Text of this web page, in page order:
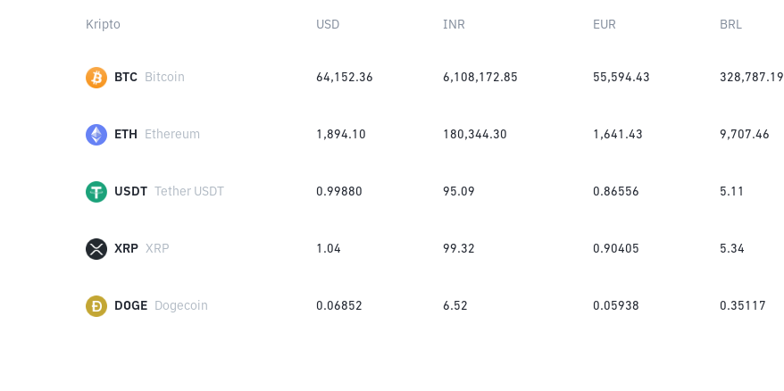
Kripto USD INR EUR BRL
BTC Bitcoin 64,152.36 6,108,172.85 55,594.43 328,787.19
ETH Ethereum 1,894.10 180,344.30 1,641.43 9,707.46
USDT Tether USDT 0.99880 95.09 0.86556 5.11
XRP XRP 1.04 99.32 0.90405 5.34
DOGE Dogecoin 0.06852 6.52 0.05938 0.35117